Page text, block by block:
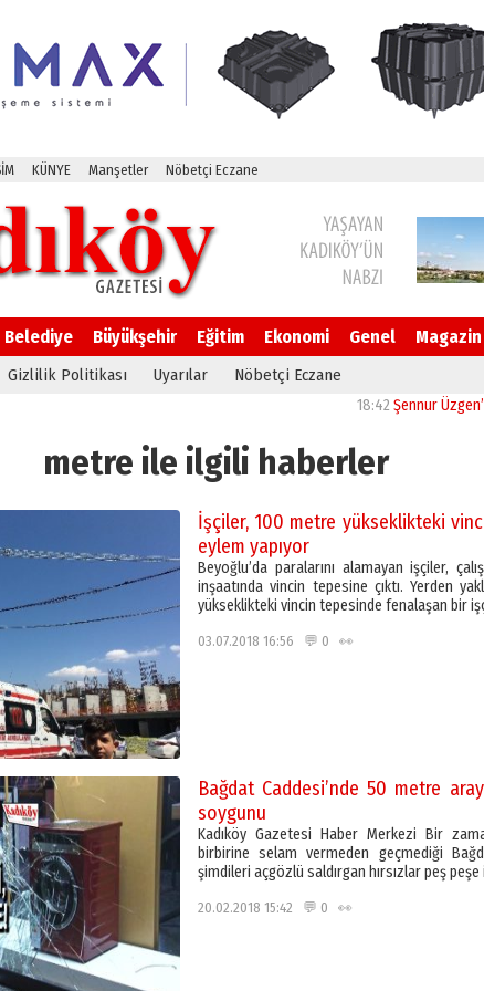
KÜNYE Manşetler Nöbetçi Eczane
Belediye Büyükşehir Eğitim Ekonomi Genel Magazin
Gizlilik Politikası Uyarılar Nöbetçi Eczane
Şennur Üzgen’in
metre ile ilgili haberler
İşçiler, 100 metre yükseklikteki
eylem yapıyor
Beyoğlu’da paralarını alamayan işçiler,
inşaatında vincin tepesine çıktı. Yerden
yükseklikteki vincin tepesinde fenalaşan bir
03.07.2018 16:56 💬 0 👀
Bağdat Caddesi’nde 50 metre
soygunu
Kadıköy Gazetesi Haber Merkezi Bir
birbirine selam vermeden geçmediği
şimdileri açgözlü saldırgan hırsızlar peş
20.02.2018 15:42 💬 0 👀